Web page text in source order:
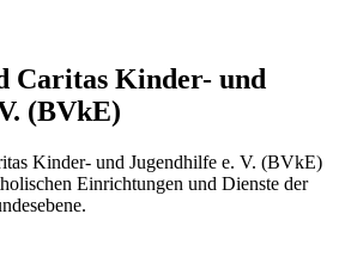
Caritas Kinder- und
(BVkE)
Kinder- und Jugendhilfe e. V. (BVkE)
Einrichtungen und Dienste der